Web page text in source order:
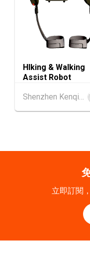
香港國際
SEP
一帶一路
9
SEP
香港
SEP
運輸物流
「香港好
HIking & Walking
Assist Robot
立即訂閱